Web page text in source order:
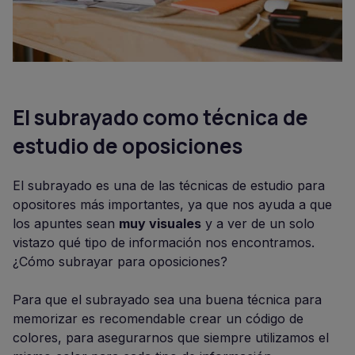
El subrayado como técnica de
estudio de oposiciones
El subrayado es una de las técnicas de estudio para
opositores más importantes, ya que nos ayuda a que
los apuntes sean muy visuales y a ver de un solo
vistazo qué tipo de información nos encontramos.
¿Cómo subrayar para oposiciones?
Para que el subrayado sea una buena técnica para
memorizar es recomendable crear un código de
colores, para asegurarnos que siempre utilizamos el